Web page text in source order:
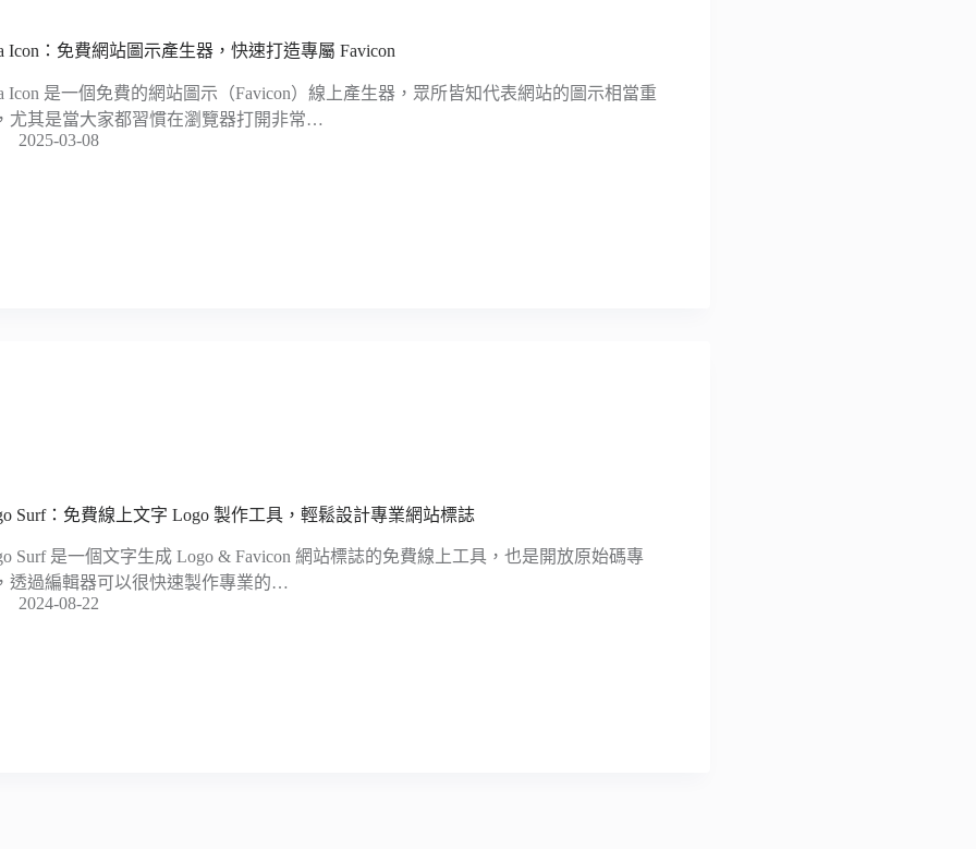
Icon：免費網站圖示產生器，快速打造專屬 Favicon
Icon 是一個免費的網站圖示（Favicon）線上產生器，眾所皆知代表網站的圖示相當重
尤其是當大家都習慣在瀏覽器打開非常…
2025-03-08
Surf：免費線上文字 Logo 製作工具，輕鬆設計專業網站標誌
Surf 是一個文字生成 Logo & Favicon 網站標誌的免費線上工具，也是開放原始碼專
透過編輯器可以很快速製作專業的…
2024-08-22